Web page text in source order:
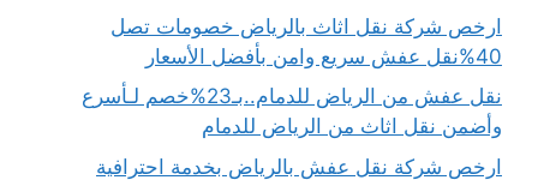
ارخص شركة نقل اثاث بالرياض خصومات تصل
40%نقل عفش سريع وامن بأفضل الأسعار
نقل عفش من الرياض للدمام..بـ23%خصم لـأسرع
وأضمن نقل اثاث من الرياض للدمام
ارخص شركة نقل عفش بالرياض بخدمة احترافية